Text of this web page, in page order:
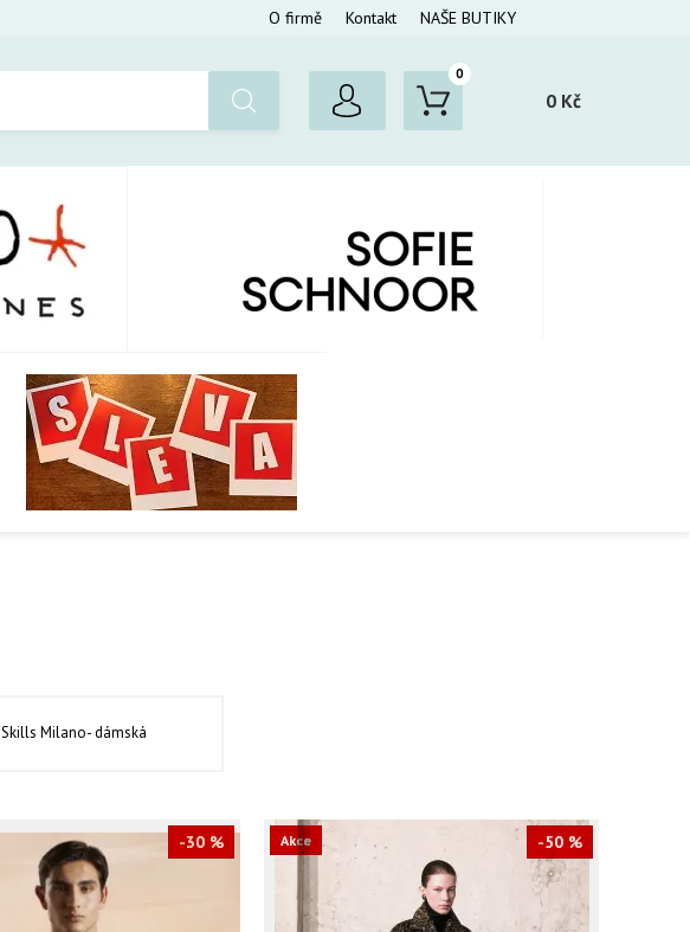
O firmě Kontakt NAŠE BUTIKY
0
0 Kč
Skills Milano- dámská
-30 % -50 %
Akce